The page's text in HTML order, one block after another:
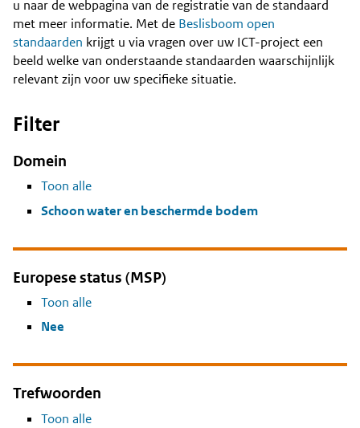
u naar de webpagina van de registratie van de standaard
met meer informatie. Met de Beslisboom open
standaarden krijgt u via vragen over uw ICT-project een
beeld welke van onderstaande standaarden waarschijnlijk
relevant zijn voor uw specifieke situatie.
Filter
Domein
Toon alle
Schoon water en beschermde bodem
Europese status (MSP)
Toon alle
Nee
Trefwoorden
Toon alle